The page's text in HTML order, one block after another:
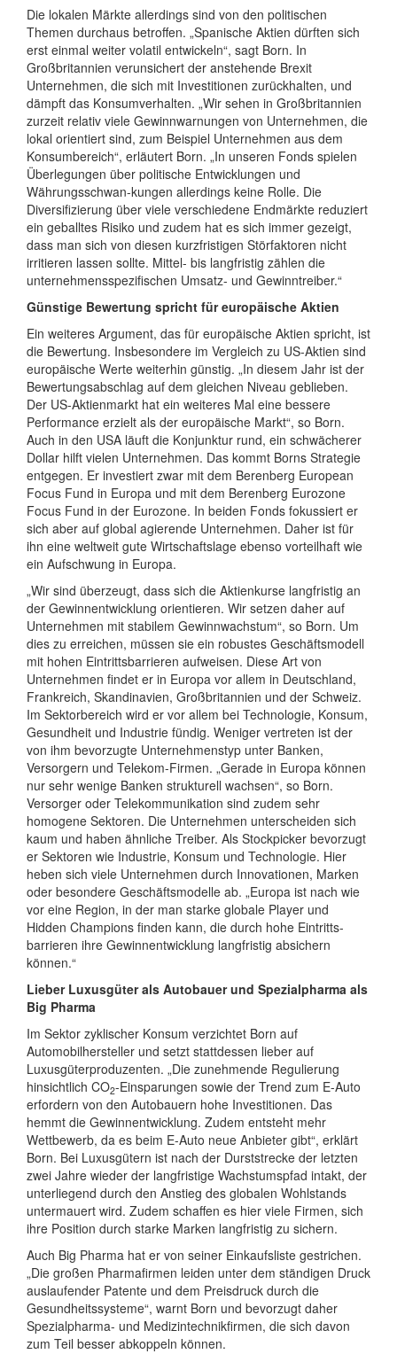
Die lokalen Märkte allerdings sind von den politischen
Themen durchaus betroffen. „Spanische Aktien dürften sich
erst einmal weiter volatil entwickeln“, sagt Born. In
Großbritannien verunsichert der anstehende Brexit
Unternehmen, die sich mit Investitionen zurückhalten, und
dämpft das Konsumverhalten. „Wir sehen in Großbritannien
zurzeit relativ viele Gewinnwarnungen von Unternehmen, die
lokal orientiert sind, zum Beispiel Unternehmen aus dem
Konsumbereich“, erläutert Born. „In unseren Fonds spielen
Überlegungen über politische Entwicklungen und
Währungsschwan-kungen allerdings keine Rolle. Die
Diversifizierung über viele verschiedene Endmärkte reduziert
ein geballtes Risiko und zudem hat es sich immer gezeigt,
dass man sich von diesen kurzfristigen Störfaktoren nicht
irritieren lassen sollte. Mittel- bis langfristig zählen die
unternehmensspezifischen Umsatz- und Gewinntreiber.“
Günstige Bewertung spricht für europäische Aktien
Ein weiteres Argument, das für europäische Aktien spricht, ist
die Bewertung. Insbesondere im Vergleich zu US-Aktien sind
europäische Werte weiterhin günstig. „In diesem Jahr ist der
Bewertungsabschlag auf dem gleichen Niveau geblieben.
Der US-Aktienmarkt hat ein weiteres Mal eine bessere
Performance erzielt als der europäische Markt“, so Born.
Auch in den USA läuft die Konjunktur rund, ein schwächerer
Dollar hilft vielen Unternehmen. Das kommt Borns Strategie
entgegen. Er investiert zwar mit dem Berenberg European
Focus Fund in Europa und mit dem Berenberg Eurozone
Focus Fund in der Eurozone. In beiden Fonds fokussiert er
sich aber auf global agierende Unternehmen. Daher ist für
ihn eine weltweit gute Wirtschaftslage ebenso vorteilhaft wie
ein Aufschwung in Europa.
„Wir sind überzeugt, dass sich die Aktienkurse langfristig an
der Gewinnentwicklung orientieren. Wir setzen daher auf
Unternehmen mit stabilem Gewinnwachstum“, so Born. Um
dies zu erreichen, müssen sie ein robustes Geschäftsmodell
mit hohen Eintrittsbarrieren aufweisen. Diese Art von
Unternehmen findet er in Europa vor allem in Deutschland,
Frankreich, Skandinavien, Großbritannien und der Schweiz.
Im Sektorbereich wird er vor allem bei Technologie, Konsum,
Gesundheit und Industrie fündig. Weniger vertreten ist der
von ihm bevorzugte Unternehmenstyp unter Banken,
Versorgern und Telekom-Firmen. „Gerade in Europa können
nur sehr wenige Banken strukturell wachsen“, so Born.
Versorger oder Telekommunikation sind zudem sehr
homogene Sektoren. Die Unternehmen unterscheiden sich
kaum und haben ähnliche Treiber. Als Stockpicker bevorzugt
er Sektoren wie Industrie, Konsum und Technologie. Hier
heben sich viele Unternehmen durch Innovationen, Marken
oder besondere Geschäftsmodelle ab. „Europa ist nach wie
vor eine Region, in der man starke globale Player und
Hidden Champions finden kann, die durch hohe Eintritts-
barrieren ihre Gewinnentwicklung langfristig absichern
können.“
Lieber Luxusgüter als Autobauer und Spezialpharma als
Big Pharma
Im Sektor zyklischer Konsum verzichtet Born auf
Automobilhersteller und setzt stattdessen lieber auf
Luxusgüterproduzenten. „Die zunehmende Regulierung
hinsichtlich CO2-Einsparungen sowie der Trend zum E-Auto
erfordern von den Autobauern hohe Investitionen. Das
hemmt die Gewinnentwicklung. Zudem entsteht mehr
Wettbewerb, da es beim E-Auto neue Anbieter gibt“, erklärt
Born. Bei Luxusgütern ist nach der Durststrecke der letzten
zwei Jahre wieder der langfristige Wachstumspfad intakt, der
unterliegend durch den Anstieg des globalen Wohlstands
untermauert wird. Zudem schaffen es hier viele Firmen, sich
ihre Position durch starke Marken langfristig zu sichern.
Auch Big Pharma hat er von seiner Einkaufsliste gestrichen.
„Die großen Pharmafirmen leiden unter dem ständigen Druck
auslaufender Patente und dem Preisdruck durch die
Gesundheitssysteme“, warnt Born und bevorzugt daher
Spezialpharma- und Medizintechnikfirmen, die sich davon
zum Teil besser abkoppeln können.